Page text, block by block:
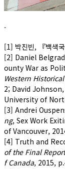
-
[1] 박진빈, 『백색
[2] Daniel
ounty War as
Western
2; David Johnson,
University of
[3] Andrei
ng, Sex Work
of Vancouver,
[4] Truth and
of the Final
f Canada, 2015,